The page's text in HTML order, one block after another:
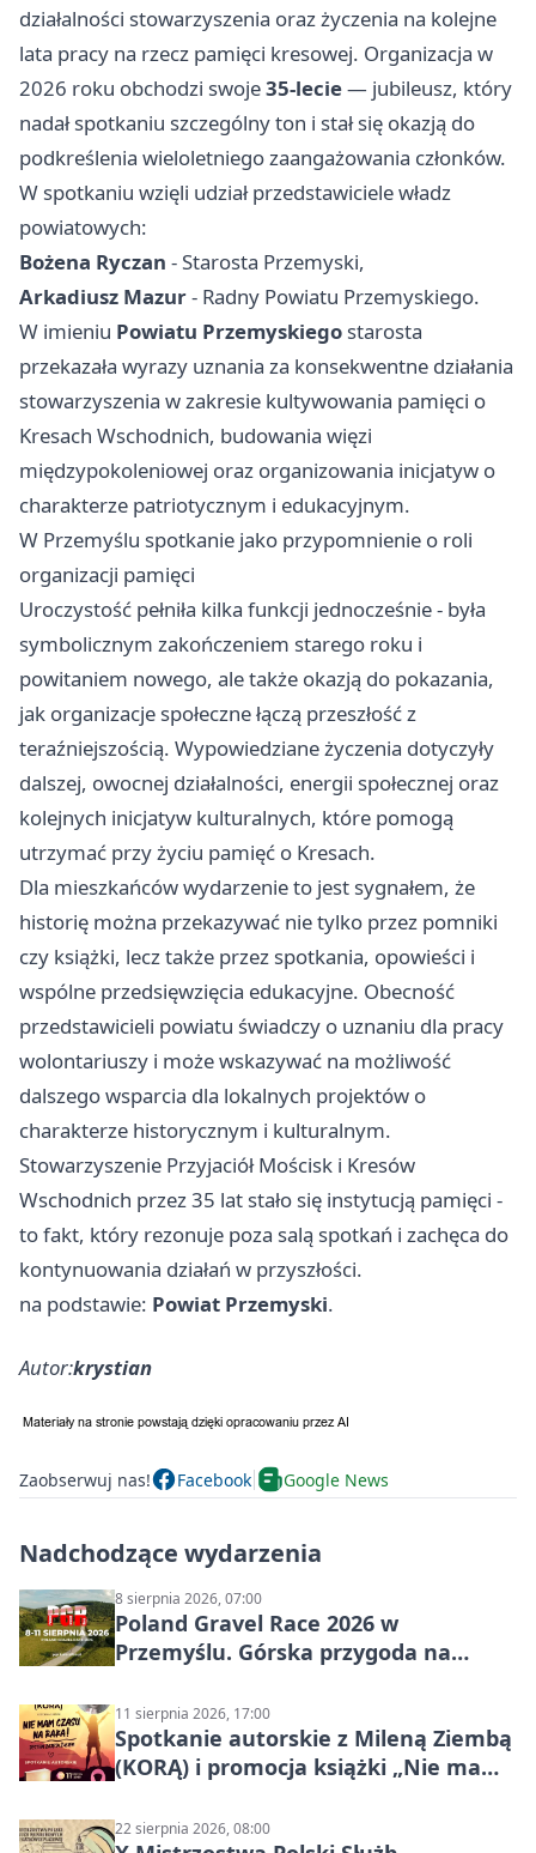
działalności stowarzyszenia oraz życzenia na kolejne
lata pracy na rzecz pamięci kresowej. Organizacja w
2026 roku obchodzi swoje35-lecie— jubileusz, który
nadał spotkaniu szczególny ton i stał się okazją do
podkreślenia wieloletniego zaangażowania członków.
W spotkaniu wzięli udział przedstawiciele władz
powiatowych:
Bożena Ryczan - Starosta Przemyski,
Arkadiusz Mazur- Radny Powiatu Przemyskiego.
W imieniu Powiatu Przemyskiego starosta
przekazała wyrazy uznania za konsekwentne działania
stowarzyszenia w zakresie kultywowania pamięci o
Kresach Wschodnich, budowania więzi
międzypokoleniowej oraz organizowania inicjatyw o
charakterze patriotycznym i edukacyjnym.
W Przemyślu spotkanie jako przypomnienie o roli
organizacji pamięci
Uroczystość pełniła kilka funkcji jednocześnie - była
symbolicznym zakończeniem starego roku i
powitaniem nowego, ale także okazją do pokazania,
jak organizacje społeczne łączą przeszłość z
teraźniejszością. Wypowiedziane życzenia dotyczyły
dalszej, owocnej działalności, energii społecznej oraz
kolejnych inicjatyw kulturalnych, które pomogą
utrzymać przy życiu pamięć o Kresach.
Dla mieszkańców wydarzenie to jest sygnałem, że
historię można przekazywać nie tylko przez pomniki
czy książki, lecz także przez spotkania, opowieści i
wspólne przedsięwzięcia edukacyjne. Obecność
przedstawicieli powiatu świadczy o uznaniu dla pracy
wolontariuszy i może wskazywać na możliwość
dalszego wsparcia dla lokalnych projektów o
charakterze historycznym i kulturalnym.
Stowarzyszenie Przyjaciół Mościsk i Kresów
Wschodnich przez 35 lat stało się instytucją pamięci -
to fakt, który rezonuje poza salą spotkań i zachęca do
kontynuowania działań w przyszłości.
na podstawie: Powiat Przemyski.
Autor:krystian
Zaobserwuj nas! Facebook Google News
Nadchodzące wydarzenia
8 sierpnia 2026, 07:00
Poland Gravel Race 2026 w
Przemyślu. Górska przygoda na
11 sierpnia 2026, 17:00
Spotkanie autorskie z Mileną Ziembą
(KORĄ) i promocja książki „Nie mam
22 sierpnia 2026, 08:00